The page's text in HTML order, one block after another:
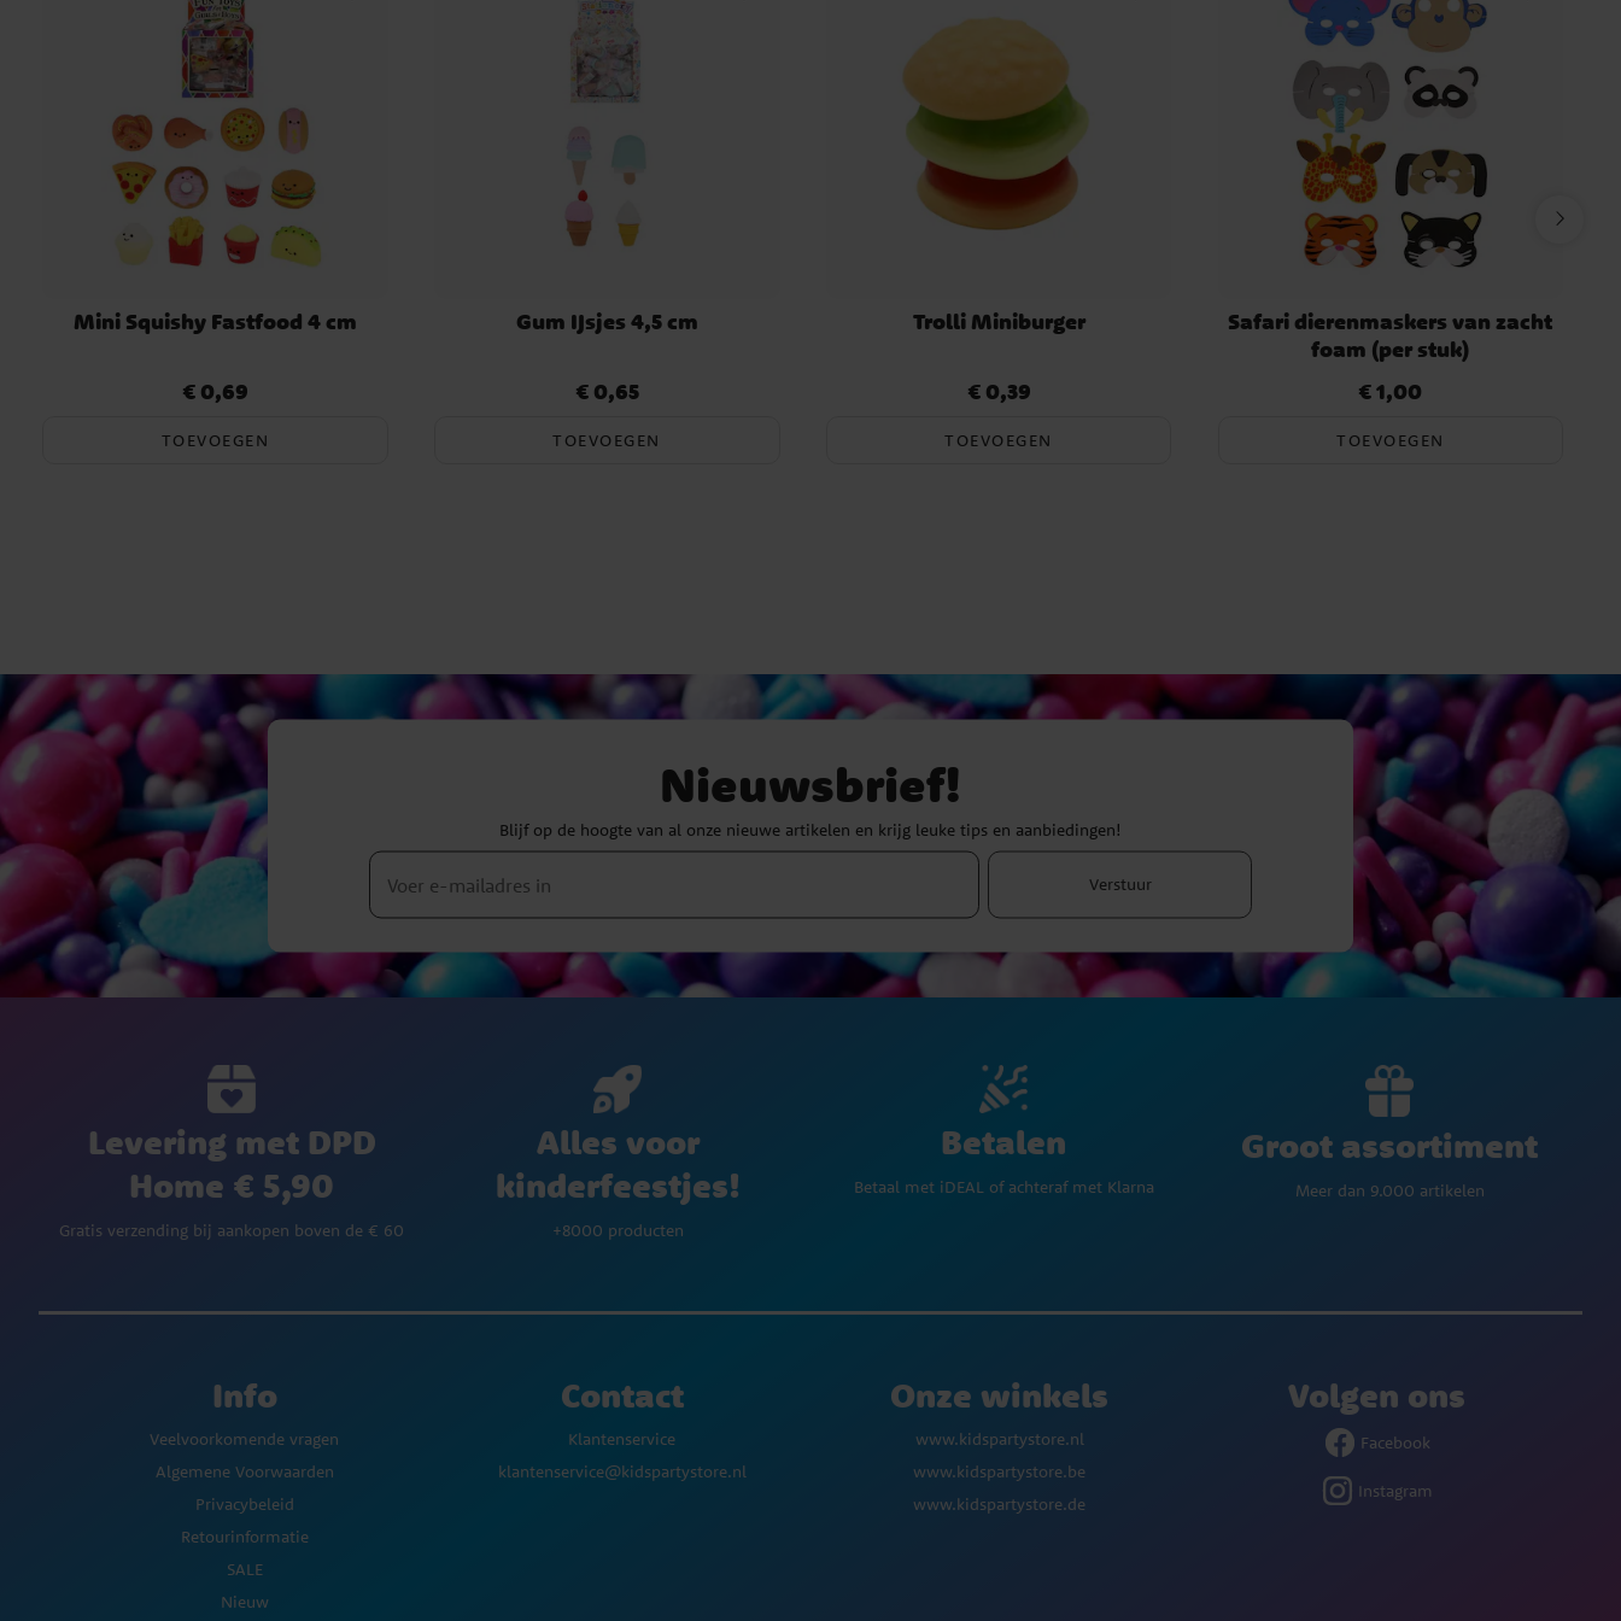
Mini Squishy Fastfood 4 cm
Prijs:€ 0,69
€ 0,69
TOEVOEGEN
Gum IJsjes 4,5 cm
Prijs:€ 0,65
€ 0,65
TOEVOEGEN
Trolli Miniburger
Prijs:€ 0,39
€ 0,39
TOEVOEGEN
Safari dierenmaskers van zacht
foam (per stuk)
Prijs:€ 1,00
€ 1,00
TOEVOEGEN
Nieuwsbrief!
Blijf op de hoogte van al onze nieuwe artikelen en krijg leuke tips en aanbiedingen!
Verstuur
Levering met DPD
Home € 5,90
Gratis verzending bij aankopen boven de € 60
Alles voor
kinderfeestjes!
+8000 producten
Betalen
Betaal met iDEAL of achteraf met Klarna
Groot assortiment
Meer dan 9.000 artikelen
Info
Veelvoorkomende vragen
Algemene Voorwaarden
Privacybeleid
Retourinformatie
SALE
Nieuw
Contact
Klantenservice
klantenservice@kidspartystore.nl
Onze winkels
www.kidspartystore.nl
www.kidspartystore.be
www.kidspartystore.de
Volgen ons
Facebook
Instagram